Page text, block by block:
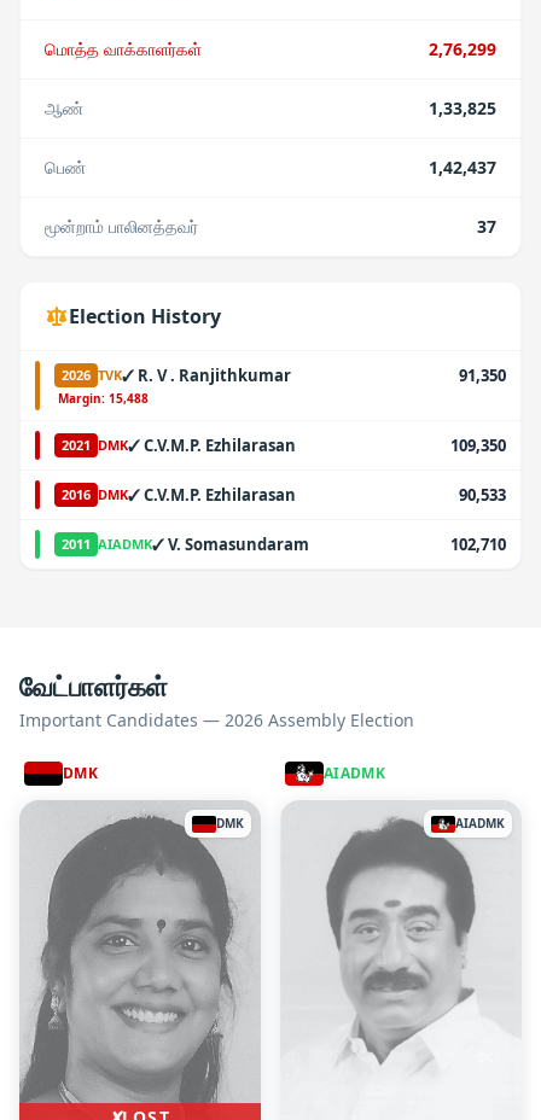
மொத்த வாக்காளர்கள் 2,76,299
ஆண் 1,33,825
பெண் 1,42,437
மூன்றாம் பாலினத்தவர் 37
Election History
2026 TVK✓ R. V . Ranjithkumar 91,350
·Margin: 15,488
2021 DMK✓C.V.M.P. Ezhilarasan 109,350
2016 DMK✓C.V.M.P. Ezhilarasan 90,533
2011 AIADMK✓V. Somasundaram 102,710
வேட்பாளர்கள்
Important Candidates — 2026 Assembly Election
DMK
DMK
AIADMK
AIADMK